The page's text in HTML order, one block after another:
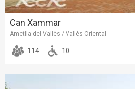
Can Xammar
Ametlla del Vallès / Vallès Oriental
114 10